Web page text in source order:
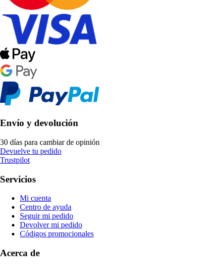
Envío y devolución
30 días para cambiar de opinión
Devuelve tu pedido
Trustpilot
Servicios
Mi cuenta
Centro de ayuda
Seguir mi pedido
Devolver mi pedido
Códigos promocionales
Acerca de